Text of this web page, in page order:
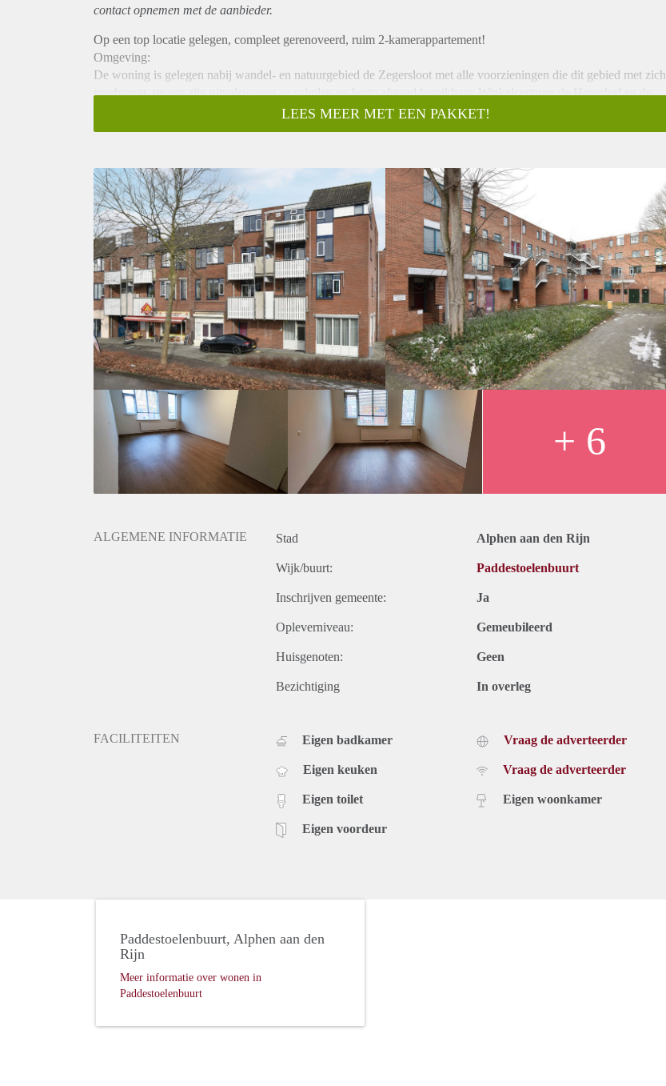
contact opnemen met de aanbieder.
Op een top locatie gelegen, compleet gerenoveerd, ruim 2-kamerappartement!
Omgeving:
De woning is gelegen nabij wandel- en natuurgebied de Zegersloot met alle voorzieningen die dit gebied met zich
meebrengt, tevens zijn uitvalswegen en scholen op korte afstand bereikbaar. Winkelcentrum de Herenhof en de
Ridderhof zijn op korte fietsafstand gelegen.
De indeling is als volgt:
inloopdouche en wastafel.
Via de hal komt u ook in de zeer ruime woonkamer met open keuken. De moderne keuken is voorzien van
inbouwapparatuur en een vaste inbouwkast.
De slaapkamer is via de hal te betreden en voorzien van een balkon.
Bijzonderheden:
- Ruime eigen fietsen berging op de begane grond
- Het appartement is in 2021 compleet gerenoveerd en gemoderniseerd
- Toen voorzien van een nieuwe keuken, nieuwe badkamer en nieuw toilet.
- Het appartement wordt gestoffeerd (niet gemeubileerd) verhuurd.
- Huisdieren zijn helaas niet toegestaan.
- Beschikbaar voor maximaal 2 personen.
- De huurprijs is inclusief servicekosten en exclusief het verbruik van water, elektra en stookkosten. Deze worden
middels een maandelijks voorschot van Euro 100,00 jaarlijks afgerekend op basis van de individuele meter.
LEES MEER MET EEN PAKKET!
+ 6
ALGEMENE INFORMATIE Stad Alphen aan den Rijn
Wijk/buurt: Paddestoelenbuurt
Inschrijven gemeente: Ja
Opleverniveau: Gemeubileerd
Huisgenoten: Geen
Bezichtiging In overleg
FACILITEITEN Eigen badkamer
Eigen keuken
Eigen toilet
Eigen voordeur
Vraag de adverteerder
Vraag de adverteerder
Eigen woonkamer
Paddestoelenbuurt, Alphen aan den
Rijn
Meer informatie over wonen in
Paddestoelenbuurt